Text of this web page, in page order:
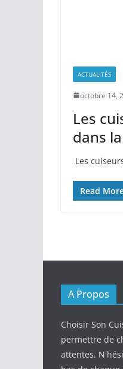
ACTUALITÉS
octobre 14,
Les
dans
Les
Read
A Propos
Choisir Son
permettre de
attentes.